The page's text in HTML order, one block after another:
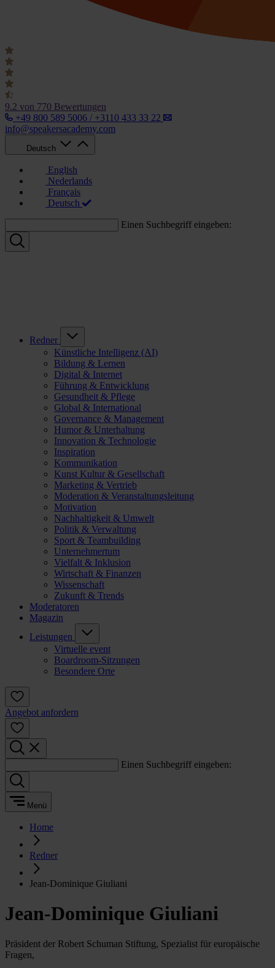
9.2 von 770 Bewertungen
+49 800 589 5006 / +3110 433 33 22
info@speakersacademy.com
Deutsch
English
Nederlands
Français
Deutsch
Einen Suchbegriff eingeben:
Redner
Künstliche Intelligenz (AI)
Bildung & Lernen
Digital & Internet
Führung & Entwicklung
Gesundheit & Pflege
Global & International
Governance & Management
Humor & Unterhaltung
Innovation & Technologie
Inspiration
Kommunikation
Kunst Kultur & Gesellschaft
Marketing & Vertrieb
Moderation & Veranstaltungsleitung
Motivation
Nachhaltigkeit & Umwelt
Politik & Verwaltung
Sport & Teambuilding
Unternehmertum
Vielfalt & Inklusion
Wirtschaft & Finanzen
Wissenschaft
Zukunft & Trends
Moderatoren
Magazin
Leistungen
Virtuelle event
Boardroom-Sitzungen
Besondere Orte
Angebot anfordern
Einen Suchbegriff eingeben:
Menü
Home
Redner
Jean-Dominique Giuliani
Jean-Dominique Giuliani
Präsident der Robert Schuman Stiftung, Spezialist für europäische
Fragen,